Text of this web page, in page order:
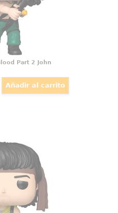
Part 2 John
POP John Rambo
del cine de
en una
fuerza,
desde el
figura Funko
John Rambo